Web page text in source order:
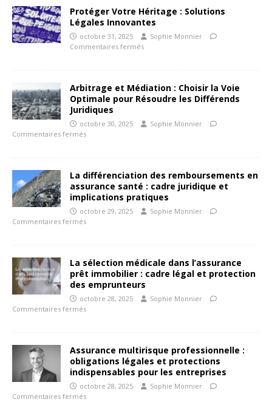
Protéger Votre Héritage : Solutions
Légales Innovantes
octobre 31, 2025
Sophie Monnier
Commentaires fermés
Arbitrage et Médiation : Choisir la Voie
Optimale pour Résoudre les Différends
Juridiques
octobre 30, 2025
Sophie Monnier
Commentaires fermés
La différenciation des remboursements en
assurance santé : cadre juridique et
implications pratiques
octobre 29, 2025
Sophie Monnier
Commentaires fermés
La sélection médicale dans l’assurance
prêt immobilier : cadre légal et protection
des emprunteurs
octobre 28, 2025
Sophie Monnier
Commentaires fermés
Assurance multirisque professionnelle :
obligations légales et protections
indispensables pour les entreprises
octobre 28, 2025
Sophie Monnier
Commentaires fermés